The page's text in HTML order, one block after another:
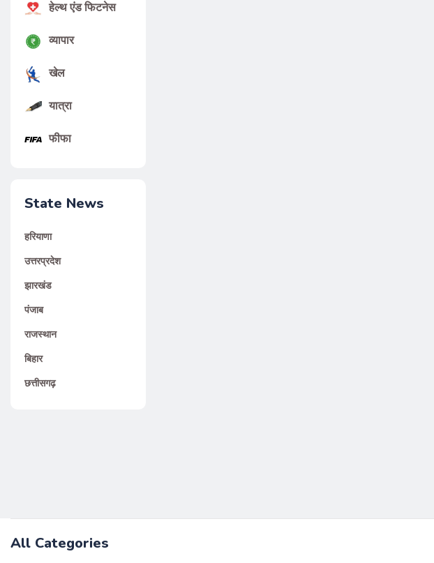
हेल्थ एंड फिटनेस
व्यापार
खेल
यात्रा
फीफा
State News
हरियाणा
उत्तरप्रदेश
झारखंड
पंजाब
राजस्थान
बिहार
छत्तीसगढ़
All Categories